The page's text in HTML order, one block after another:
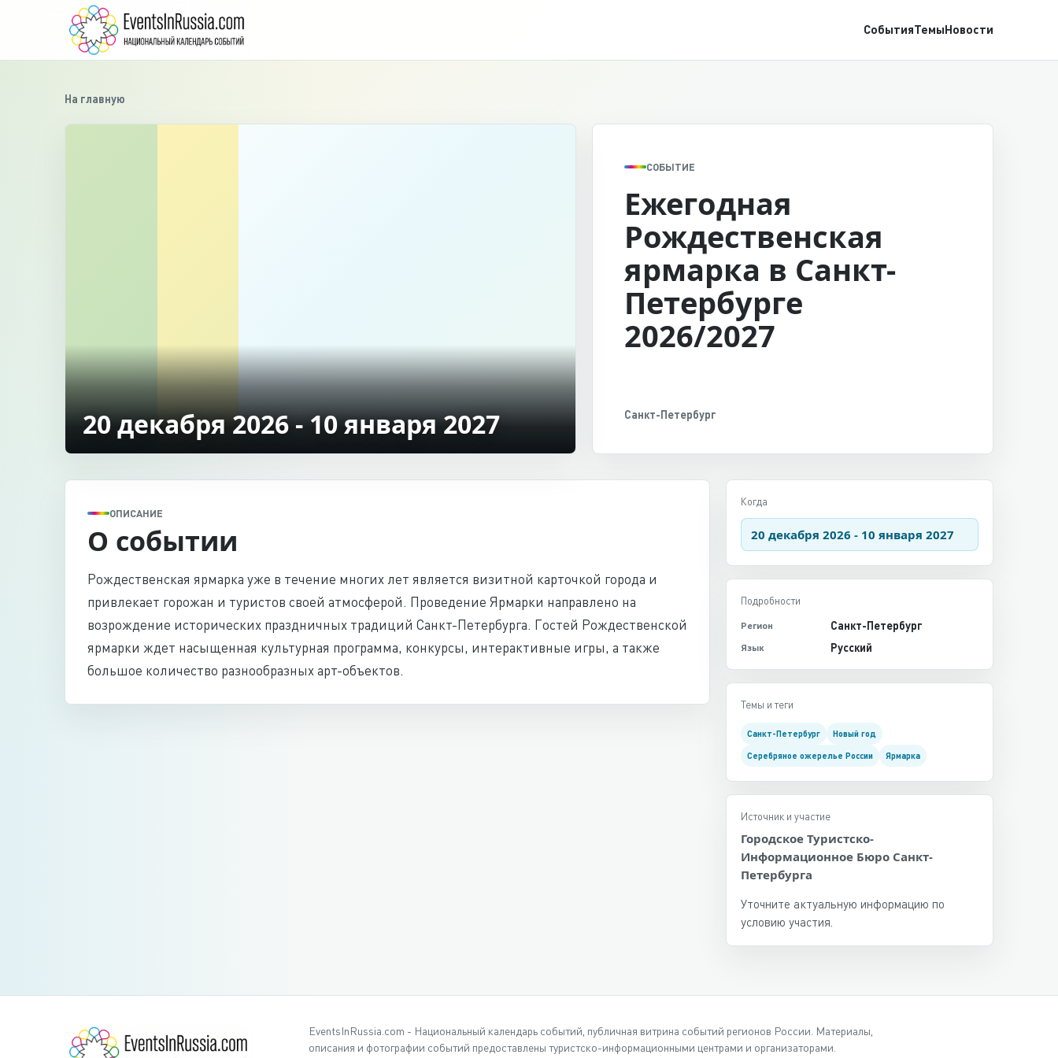
СобытияТемыНовости
На главную
20 декабря 2026 - 10 января 2027
СОБЫТИЕ
Ежегодная
Рождественская
ярмарка в Санкт-
Петербурге
2026/2027
Санкт-Петербург
ОПИСАНИЕ
О событии
Рождественская ярмарка уже в течение многих лет является визитной карточкой города и
привлекает горожан и туристов своей атмосферой. Проведение Ярмарки направлено на
возрождение исторических праздничных традиций Санкт-Петербурга. Гостей Рождественской
ярмарки ждет насыщенная культурная программа, конкурсы, интерактивные игры, а также
большое количество разнообразных арт-объектов.
Когда
20 декабря 2026 - 10 января 2027
Подробности
Регион Санкт-Петербург
Язык Русский
Темы и теги
Санкт-Петербург Новый год
Серебряное ожерелье России Ярмарка
Источник и участие
Городское Туристско-
Информационное Бюро Санкт-
Петербурга
Уточните актуальную информацию по
условию участия.
EventsInRussia.com - Национальный календарь событий, публичная витрина событий регионов России. Материалы,
описания и фотографии событий предоставлены туристско-информационными центрами и организаторами.